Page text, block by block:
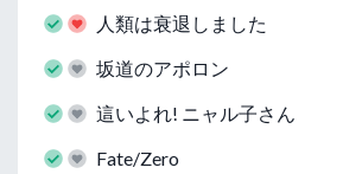
人類は衰退しました
坂道のアポロン
這いよれ! ニャル子さん
Fate/Zero